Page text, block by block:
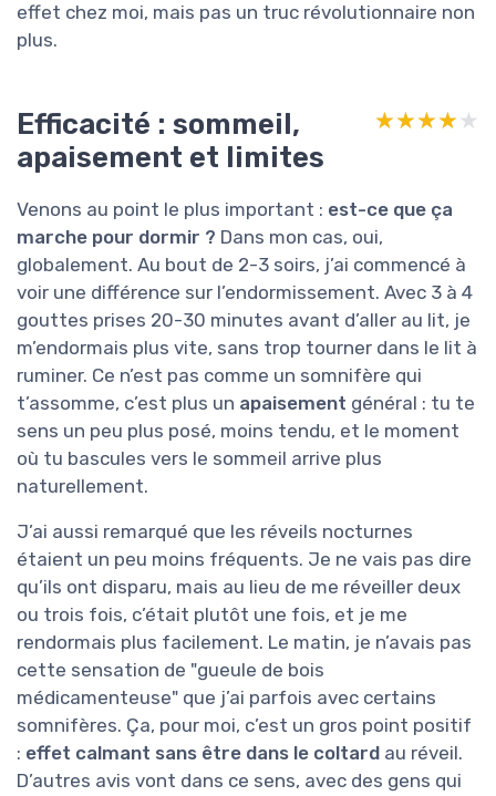
effet chez moi, mais pas un truc révolutionnaire non
plus.
Efficacité : sommeil,
apaisement et limites
★★★★★
★★★★★
Venons au point le plus important : est-ce que ça
marche pour dormir ? Dans mon cas, oui,
globalement. Au bout de 2-3 soirs, j’ai commencé à
voir une différence sur l’endormissement. Avec 3 à 4
gouttes prises 20-30 minutes avant d’aller au lit, je
m’endormais plus vite, sans trop tourner dans le lit à
ruminer. Ce n’est pas comme un somnifère qui
t’assomme, c’est plus un apaisement général : tu te
sens un peu plus posé, moins tendu, et le moment
où tu bascules vers le sommeil arrive plus
naturellement.
J’ai aussi remarqué que les réveils nocturnes
étaient un peu moins fréquents. Je ne vais pas dire
qu’ils ont disparu, mais au lieu de me réveiller deux
ou trois fois, c’était plutôt une fois, et je me
rendormais plus facilement. Le matin, je n’avais pas
cette sensation de "gueule de bois
médicamenteuse" que j’ai parfois avec certains
somnifères. Ça, pour moi, c’est un gros point positif
: effet calmant sans être dans le coltard au réveil.
D’autres avis vont dans ce sens, avec des gens qui